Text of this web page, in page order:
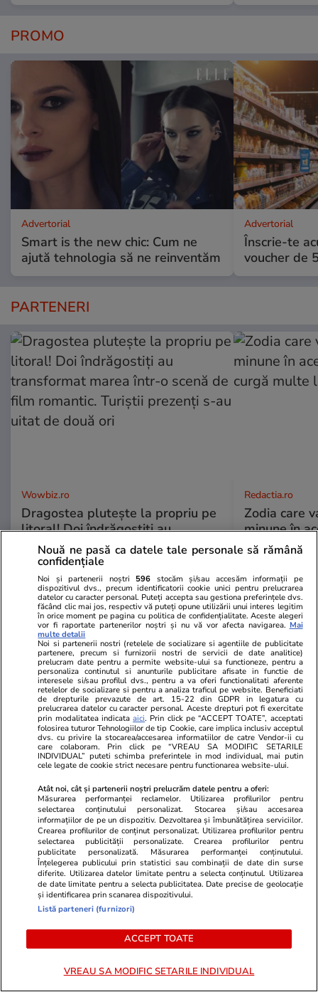
PROMO
Advertorial
Smart is the new chic: Cum ne
ajută tehnologia să ne reinventăm
Advertorial
Înscrie-te
voucher de
PARTENERI
Wowbiz.ro
Dragostea plutește la propriu pe
litoral! Doi îndrăgostiți au
transformat marea într-o scenă
de film romantic. Turiștii prezenți
s-au uitat de două ori
Redactia.ro
Zodia care
minune în
curgă
POLITIC
Politică 12:05
Mutarea prin care AUR, S.O.S. și
POT au făcut front comun în
opoziție împotriva legii care
permite Armatei să doboare
dronele neautorizate. CCR a
tranșat definitiv disputa
Politică 11:23
Cum a apărut Mirabela
Grădinaru la întâlnirea cu
președinta Indiei, Droupadi
Murmu, la Palatul Cotroceni.
Motivul pentru care a ales o
rochie galbenă
Nouă ne pasă ca datele tale personale să rămână
confidențiale
Noi și partenerii noștri 596 stocăm și/sau accesăm informații pe
dispozitivul dvs., precum identificatorii cookie unici pentru prelucrarea
datelor cu caracter personal. Puteți accepta sau gestiona preferințele dvs.
făcând clic mai jos, respectiv vă puteți opune utilizării unui interes legitim
în orice moment pe pagina cu politica de confidențialitate. Aceste alegeri
vor fi raportate partenerilor noștri și nu vă vor afecta navigarea. Mai
multe detalii
Noi si partenerii nostri (retelele de socializare si agentiile de publicitate
partenere, precum si furnizorii nostri de servicii de date analitice)
prelucram date pentru a permite website-ului sa functioneze, pentru a
personaliza continutul si anunturile publicitare afisate in functie de
interesele si/sau profilul dvs., pentru a va oferi functionalitati aferente
retelelor de socializare si pentru a analiza traficul pe website. Beneficiati
de drepturile prevazute de art. 15-22 din GDPR in legatura cu
prelucrarea datelor cu caracter personal. Aceste drepturi pot fi exercitate
prin modalitatea indicataaici. Prin click pe “ACCEPT TOATE”, acceptati
folosirea tuturor Tehnologiilor de tip Cookie, care implica inclusiv acceptul
dvs. cu privire la stocarea/accesarea informatiilor de catre Vendor-ii cu
care colaboram. Prin click pe “VREAU SA MODIFIC SETARILE
INDIVIDUAL” puteti schimba preferintele in mod individual, mai putin
cele legate de cookie strict necesare pentru functionarea website-ului.
Atât noi, cât și partenerii noștri prelucrăm datele pentru a oferi:
Măsurarea performanței reclamelor. Utilizarea profilurilor pentru
selectarea conținutului personalizat. Stocarea și/sau accesarea
informațiilor de pe un dispozitiv. Dezvoltarea și îmbunătățirea serviciilor.
Crearea profilurilor de conținut personalizat. Utilizarea profilurilor pentru
selectarea publicității personalizate. Crearea profilurilor pentru
publicitate personalizată. Măsurarea performanței conținutului.
Înțelegerea publicului prin statistici sau combinații de date din surse
diferite. Utilizarea datelor limitate pentru a selecta conținutul. Utilizarea
de date limitate pentru a selecta publicitatea. Date precise de geolocație
și identificarea prin scanarea dispozitivului.
Listă parteneri (furnizori)
ACCEPT TOATE
VREAU SA MODIFIC SETARILE INDIVIDUAL